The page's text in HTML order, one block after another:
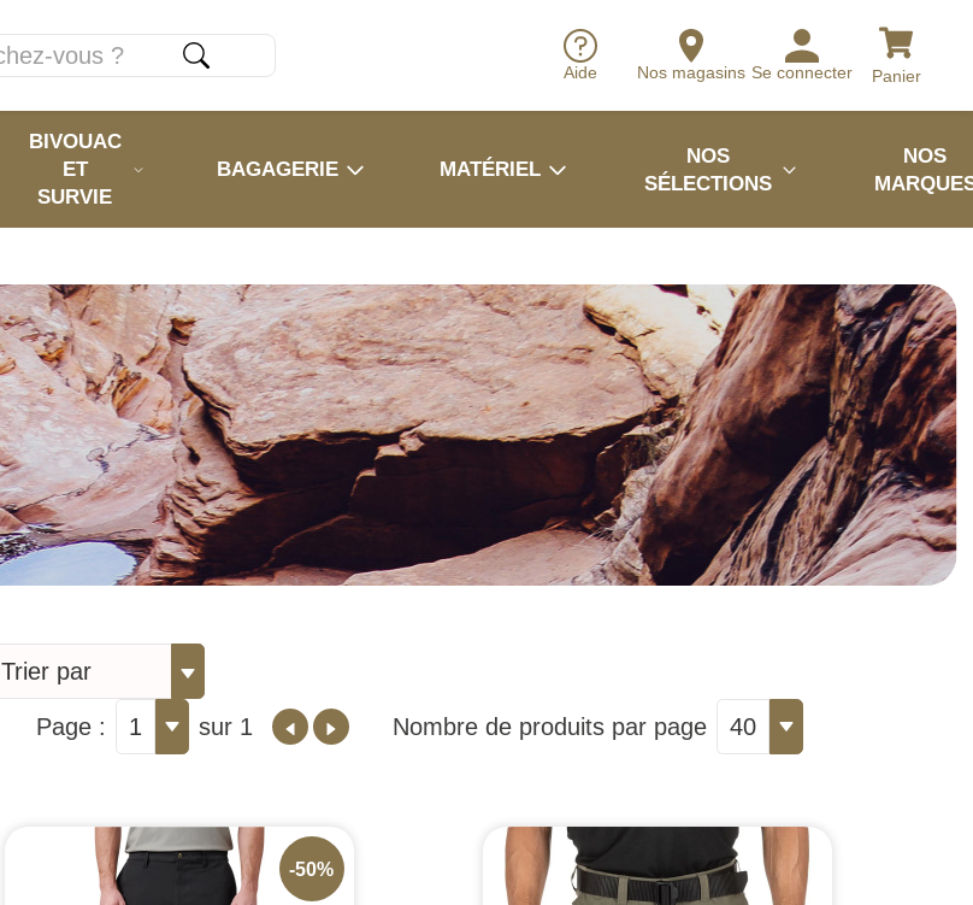
Aide Nos magasins Se connecter Panier
BIVOUAC
ET
SURVIE
BAGAGERIE MATÉRIEL
NOS
SÉLECTIONS
NOS
Trier par
Page : 1 sur 1 Nombre de produits par page 40
-50%